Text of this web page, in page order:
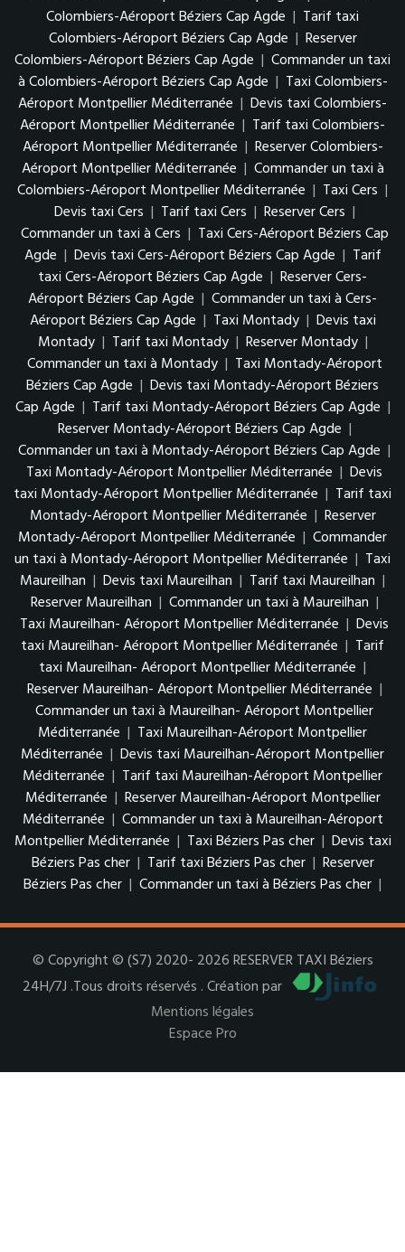
Colombiers-Aéroport Béziers Cap Agde | Tarif taxi
Colombiers-Aéroport Béziers Cap Agde | Reserver
Colombiers-Aéroport Béziers Cap Agde | Commander un taxi
à Colombiers-Aéroport Béziers Cap Agde | Taxi Colombiers-
Aéroport Montpellier Méditerranée | Devis taxi Colombiers-
Aéroport Montpellier Méditerranée | Tarif taxi Colombiers-
Aéroport Montpellier Méditerranée | Reserver Colombiers-
Aéroport Montpellier Méditerranée | Commander un taxi à
Colombiers-Aéroport Montpellier Méditerranée | Taxi Cers |
Devis taxi Cers | Tarif taxi Cers | Reserver Cers |
Commander un taxi à Cers | Taxi Cers-Aéroport Béziers Cap
Agde | Devis taxi Cers-Aéroport Béziers Cap Agde | Tarif
taxi Cers-Aéroport Béziers Cap Agde | Reserver Cers-
Aéroport Béziers Cap Agde | Commander un taxi à Cers-
Aéroport Béziers Cap Agde | Taxi Montady | Devis taxi
Montady | Tarif taxi Montady | Reserver Montady |
Commander un taxi à Montady | Taxi Montady-Aéroport
Béziers Cap Agde | Devis taxi Montady-Aéroport Béziers
Cap Agde | Tarif taxi Montady-Aéroport Béziers Cap Agde |
Reserver Montady-Aéroport Béziers Cap Agde |
Commander un taxi à Montady-Aéroport Béziers Cap Agde |
Taxi Montady-Aéroport Montpellier Méditerranée | Devis
taxi Montady-Aéroport Montpellier Méditerranée | Tarif taxi
Montady-Aéroport Montpellier Méditerranée | Reserver
Montady-Aéroport Montpellier Méditerranée | Commander
un taxi à Montady-Aéroport Montpellier Méditerranée | Taxi
Maureilhan | Devis taxi Maureilhan | Tarif taxi Maureilhan |
Reserver Maureilhan | Commander un taxi à Maureilhan |
Taxi Maureilhan- Aéroport Montpellier Méditerranée | Devis
taxi Maureilhan- Aéroport Montpellier Méditerranée | Tarif
taxi Maureilhan- Aéroport Montpellier Méditerranée |
Reserver Maureilhan- Aéroport Montpellier Méditerranée |
Commander un taxi à Maureilhan- Aéroport Montpellier
Méditerranée | Taxi Maureilhan-Aéroport Montpellier
Méditerranée | Devis taxi Maureilhan-Aéroport Montpellier
Méditerranée | Tarif taxi Maureilhan-Aéroport Montpellier
Méditerranée | Reserver Maureilhan-Aéroport Montpellier
Méditerranée | Commander un taxi à Maureilhan-Aéroport
Montpellier Méditerranée | Taxi Béziers Pas cher | Devis taxi
Béziers Pas cher | Tarif taxi Béziers Pas cher | Reserver
Béziers Pas cher | Commander un taxi à Béziers Pas cher |
© Copyright © (S7) 2020- 2026 RESERVER TAXI Béziers
24H/7J .Tous droits réservés . Création par
Mentions légales
Espace Pro